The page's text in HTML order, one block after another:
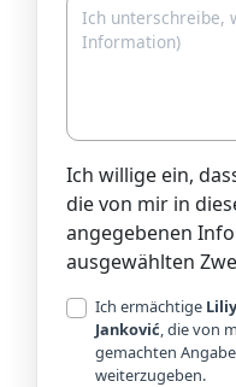
Ich willige ein,
die von mir in
angegebenen
ausgewählten
Ich ermächtige
Janković, die von
gemachten
weiterzugeben.